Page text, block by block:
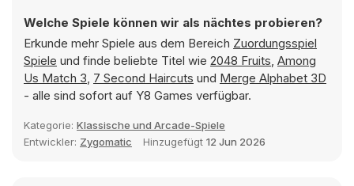
Welche Spiele können wir als nächtes probieren?
Erkunde mehr Spiele aus dem Bereich Zuordungsspiel
Spiele und finde beliebte Titel wie 2048 Fruits, Among
Us Match 3, 7 Second Haircuts und Merge Alphabet 3D
- alle sind sofort auf Y8 Games verfügbar.
Kategorie: Klassische und Arcade-Spiele
Entwickler: Zygomatic Hinzugefügt 12 Jun 2026